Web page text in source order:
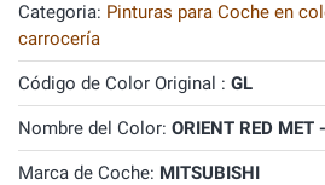
Categoria: Pinturas para Coche en
carrocería
Código de Color Original : GL
Nombre del Color: ORIENT RED MET
Marca de Coche: MITSUBISHI